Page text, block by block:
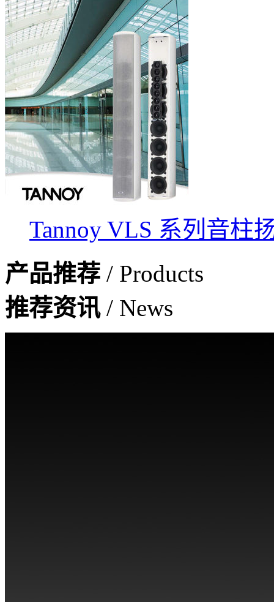
Tannoy VLS 系列音柱
产品推荐 / Products
推荐资讯 / News